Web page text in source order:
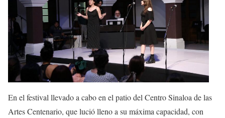
En el festival llevado a cabo en el patio del Centro Sinaloa de las
Artes Centenario, que lució lleno a su máxima capacidad, con